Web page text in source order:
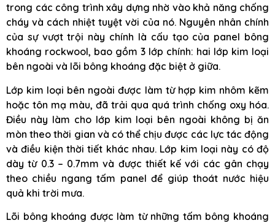
trong các công trình xây dựng nhờ vào khả năng chống
cháy và cách nhiệt tuyệt vời của nó. Nguyên nhân chính
của sự vượt trội này chính là cấu tạo của panel bông
khoáng rockwool, bao gồm 3 lớp chính: hai lớp kim loại
bên ngoài và lõi bông khoáng đặc biệt ở giữa.
Lớp kim loại bên ngoài được làm từ hợp kim nhôm kẽm
hoặc tôn mạ màu, đã trải qua quá trình chống oxy hóa.
Điều này làm cho lớp kim loại bên ngoài không bị ăn
mòn theo thời gian và có thể chịu được các lực tác động
và điều kiện thời tiết khác nhau. Lớp kim loại này có độ
dày từ 0.3 – 0.7mm và được thiết kế với các gân chạy
theo chiều ngang tấm panel để giúp thoát nước hiệu
quả khi trời mưa.
Lõi bông khoáng được làm từ những tấm bông khoáng